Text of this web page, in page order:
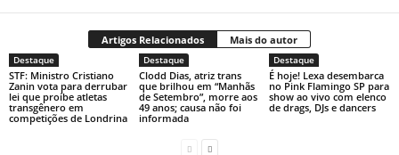
Artigos Relacionados Mais do autor
Destaque
STF: Ministro Cristiano
Zanin vota para derrubar
lei que proíbe atletas
transgênero em
competições de Londrina
Destaque
Clodd Dias, atriz trans
que brilhou em “Manhãs
de Setembro”, morre aos
49 anos; causa não foi
informada
Destaque
É hoje! Lexa desembarca
no Pink Flamingo SP para
show ao vivo com elenco
de drags, DJs e dancers